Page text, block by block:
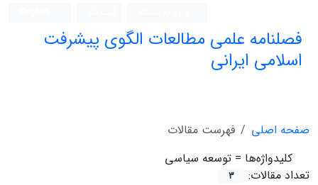
فصلنامه علمی مطالعات الگوی پیشرفت
اسلامی ایرانی
صفحه اصلی
فهرست مقالات
کلیدواژه‌ها = توسعه سیاسی
تعداد مقالات:
3